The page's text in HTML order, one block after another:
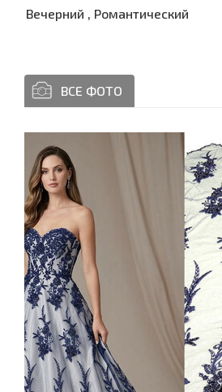
Вечерний , Романтический
ВСЕ ФОТО